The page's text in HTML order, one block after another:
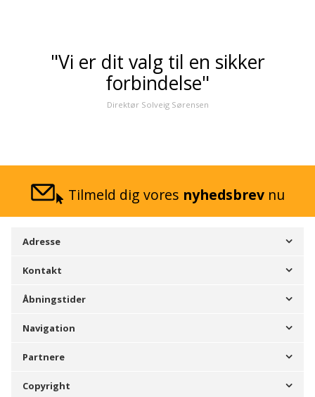
"Vi er dit valg til en sikker
forbindelse"
Direktør Solveig Sørensen
Tilmeld dig vores nyhedsbrev nu
Adresse
Kontakt
Åbningstider
Navigation
Partnere
Copyright